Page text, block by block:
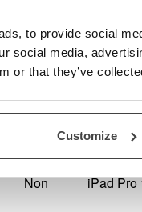
to provide social
social media,
or that they’ve
Customize
Caméra
Non
iPad Pro
iPad Pro
iPad Pro
Oui
iPad Pro
Non iPad Pro